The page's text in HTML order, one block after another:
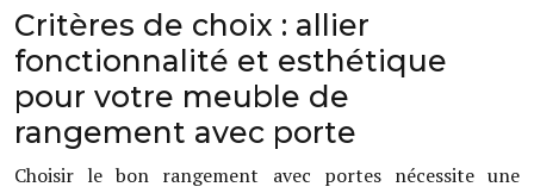
Critères de choix : allier
fonctionnalité et esthétique
pour votre meuble de
rangement avec porte
Choisir le bon rangement avec portes nécessite une